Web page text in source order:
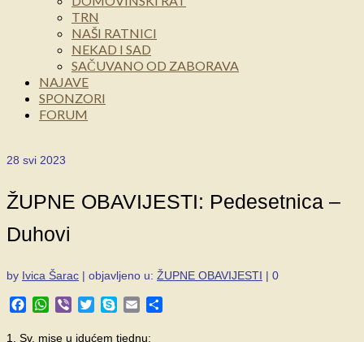
TRN
NAŠI RATNICI
NEKAD I SAD
SAČUVANO OD ZABORAVA
NAJAVE
SPONZORI
FORUM
28 svi 2023
ŽUPNE OBAVIJESTI: Pedesetnica –
Duhovi
by Ivica Šarac | objavljeno u: ŽUPNE OBAVIJESTI | 0
Facebook
WhatsApp
Viber TwitterSkypeEmail
1. Sv. mise u idućem tjednu: